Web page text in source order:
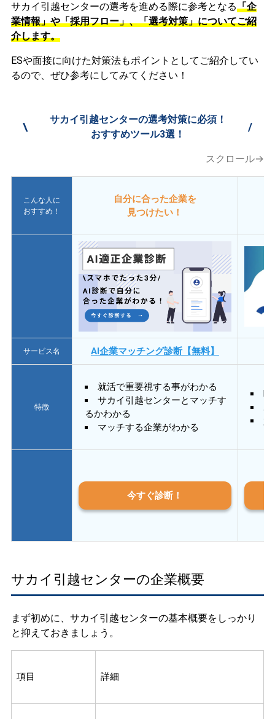
サカイ引越センターの選考を進める際に参考となる「企
業情報」や「採用フロー」、「選考対策」についてご紹
介します。
ESや面接に向けた対策法もポイントとしてご紹介してい
るので、ぜひ参考にしてみてください！
\
サカイ引越センターの選考対策に必須！
おすすめツール3選！
/
スクロール→
こんな人に
おすすめ！
自分に合った企業を
見つけたい！
サービス名 AI企業マッチング診断【無料】
特徴
就活で重要視する事がわかる
サカイ引越センターとマッチす
るかわかる
マッチする企業がわかる
質
今すぐ診断！
サカイ引越センターの企業概要
まず初めに、サカイ引越センターの基本概要をしっかり
と抑えておきましょう。
項目 詳細